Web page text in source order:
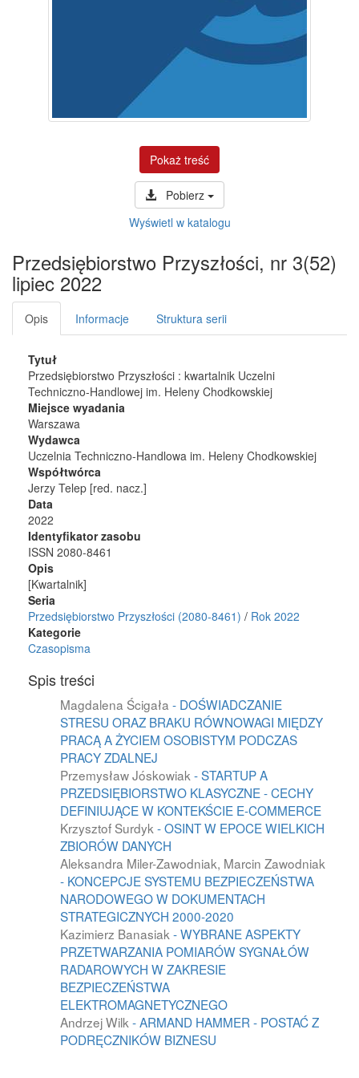
Pokaż treść
Pobierz
Wyświetl w katalogu
Przedsiębiorstwo Przyszłości, nr 3(52)
lipiec 2022
Opis Informacje Struktura serii
Tytuł
Przedsiębiorstwo Przyszłości : kwartalnik Uczelni
Techniczno-Handlowej im. Heleny Chodkowskiej
Miejsce wyadania
Warszawa
Wydawca
Uczelnia Techniczno-Handlowa im. Heleny Chodkowskiej
Współtwórca
Jerzy Telep [red. nacz.]
Data
2022
Identyfikator zasobu
ISSN 2080-8461
Opis
[Kwartalnik]
Seria
Przedsiębiorstwo Przyszłości (2080-8461) / Rok 2022
Kategorie
Czasopisma
Spis treści
Magdalena Ścigała - DOŚWIADCZANIE
STRESU ORAZ BRAKU RÓWNOWAGI MIĘDZY
PRACĄ A ŻYCIEM OSOBISTYM PODCZAS
PRACY ZDALNEJ
Przemysław Jóskowiak - STARTUP A
PRZEDSIĘBIORSTWO KLASYCZNE - CECHY
DEFINIUJĄCE W KONTEKŚCIE E-COMMERCE
Krzysztof Surdyk - OSINT W EPOCE WIELKICH
ZBIORÓW DANYCH
Aleksandra Miler-Zawodniak, Marcin Zawodniak
- KONCEPCJE SYSTEMU BEZPIECZEŃSTWA
NARODOWEGO W DOKUMENTACH
STRATEGICZNYCH 2000-2020
Kazimierz Banasiak - WYBRANE ASPEKTY
PRZETWARZANIA POMIARÓW SYGNAŁÓW
RADAROWYCH W ZAKRESIE
BEZPIECZEŃSTWA
ELEKTROMAGNETYCZNEGO
Andrzej Wilk - ARMAND HAMMER - POSTAĆ Z
PODRĘCZNIKÓW BIZNESU